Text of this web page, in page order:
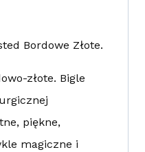
Bordowe Złote.
złote. Bigle
piękne,
magiczne i